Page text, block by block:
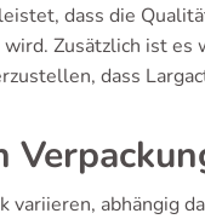
dass die
Zusätzlich ist
dass
abhängig